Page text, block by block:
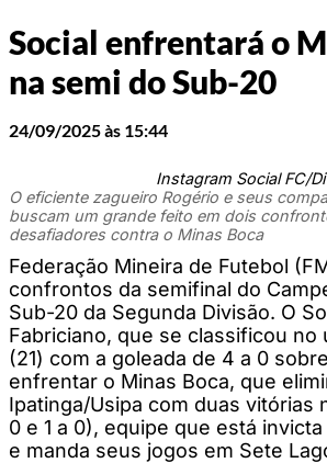
Social enfrentará o
na semi do Sub-20
24/09/2025 às 15:44
Instagram Social FC/
O eficiente zagueiro Rogério e seus
buscam um grande feito em dois
desafiadores contra o Minas Boca
Federação Mineira de Futebol
confrontos da semifinal do
Sub-20 da Segunda Divisão. O
Fabriciano, que se classificou no
(21) com a goleada de 4 a 0
enfrentar o Minas Boca, que
Ipatinga/Usipa com duas vitórias
0 e 1 a 0), equipe que está
e manda seus jogos em Sete